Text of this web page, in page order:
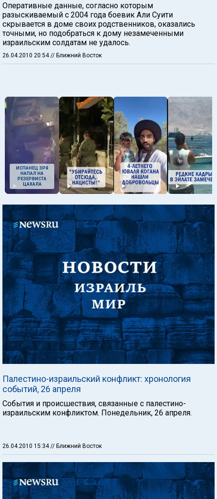
Оперативные данные, согласно которым
разыскиваемый с 2004 года боевик Али Суити
скрывается в доме своих родственников, оказались
точными, но подобраться к дому незамеченными
израильским солдатам не удалось.
26.04.2010 20:54 // Ближний Восток
ИСПАНЕЦ ЗРЯ
НАПАЛ НА
РЕЗЕРВИСТА
ЦАХАЛА
Палестино-израильский конфликт: хронология
событий, 26 апреля
События и происшествия, связанные с палестино-
израильским конфликтом. Понедельник, 26 апреля.
26.04.2010 15:34// Ближний Восток